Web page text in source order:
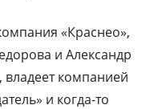
«Краснео»,
и Александр
компанией
и когда-то